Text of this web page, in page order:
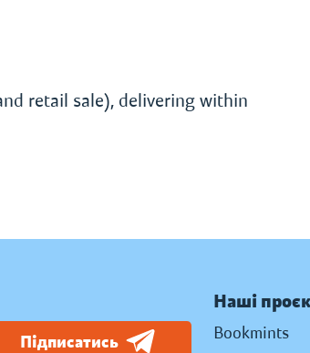
retail sale), delivering within
Підписатись
Наші
Bookmints